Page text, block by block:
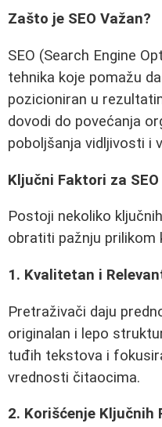
Zašto je SEO Važan?
SEO (Search Engine
tehnika koje pomažu
pozicioniran u
dovodi do povećanja
poboljšanja vidljivosti i
Ključni Faktori za
Postoji nekoliko
obratiti pažnju prilikom
1. Kvalitetan i
Pretraživači daju
originalan i lepo
tuđih tekstova i
vrednosti čitaocima.
2. Korišćenje Ključnih